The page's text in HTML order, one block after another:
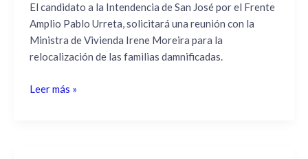
El candidato a la Intendencia de San José por el Frente
Amplio Pablo Urreta, solicitará una reunión con la
Ministra de Vivienda Irene Moreira para la
relocalización de las familias damnificadas.
plantear
el
tema
de
Leer más »